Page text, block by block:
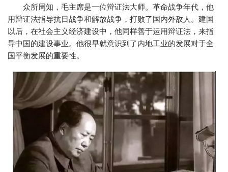
众所周知，毛主席是一位辩证法大师。革命战争年代，他
用辩证法指导抗日战争和解放战争，打败了国内外敌人。建国
以后，在社会主义经济建设中，他同样善于运用辩证法，来指
导中国的建设事业。他很早就意识到了内地工业的发展对于全
国平衡发展的重要性。